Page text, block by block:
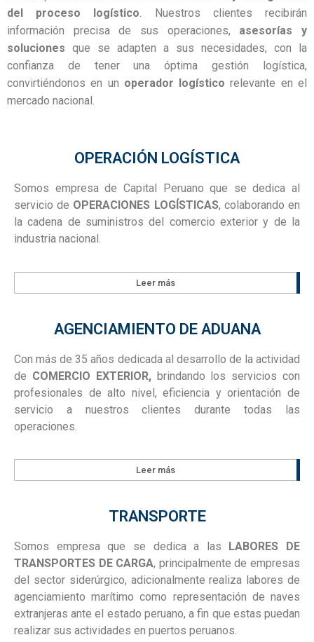
del proceso logístico. Nuestros clientes recibirán
información precisa de sus operaciones, asesorías y
soluciones que se adapten a sus necesidades, con la
confianza de tener una óptima gestión logística,
convirtiéndonos en un operador logístico relevante en el
mercado nacional.
OPERACIÓN LOGÍSTICA
Somos empresa de Capital Peruano que se dedica al
servicio de OPERACIONES LOGÍSTICAS, colaborando en
la cadena de suministros del comercio exterior y de la
industria nacional.
Leer más
AGENCIAMIENTO DE ADUANA
Con más de 35 años dedicada al desarrollo de la actividad
de COMERCIO EXTERIOR, brindando los servicios con
profesionales de alto nivel, eficiencia y orientación de
servicio a nuestros clientes durante todas las
operaciones.
Leer más
TRANSPORTE
Somos empresa que se dedica a las LABORES DE
TRANSPORTES DE CARGA, principalmente de empresas
del sector siderúrgico, adicionalmente realiza labores de
agenciamiento marítimo como representación de naves
extranjeras ante el estado peruano, a fin que estas puedan
realizar sus actividades en puertos peruanos.